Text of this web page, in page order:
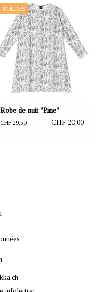
SOLDES
Robe de nuit "Pine"
CHF 29,50 CHF 20,00